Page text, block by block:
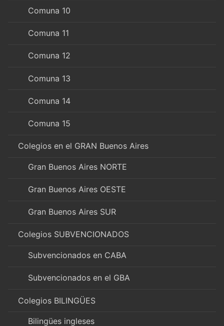
Comuna 10
Comuna 11
Comuna 12
Comuna 13
Comuna 14
Comuna 15
Colegios en el GRAN Buenos Aires
Gran Buenos Aires NORTE
Gran Buenos Aires OESTE
Gran Buenos Aires SUR
Colegios SUBVENCIONADOS
Subvencionados en CABA
Subvencionados en el GBA
Colegios BILINGÜES
Bilingües ingleses